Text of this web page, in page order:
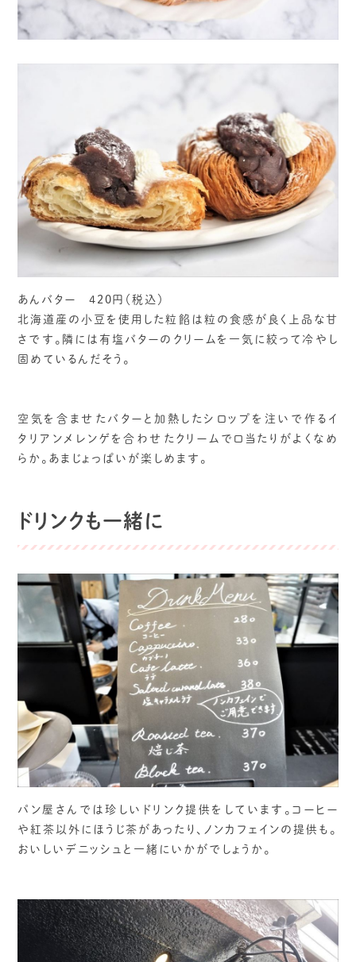
あんバター 420円（税込）
北海道産の小豆を使用した粒餡は粒の食感が良く上品な甘
さです。隣には有塩バターのクリームを一気に絞って冷やし
固めているんだそう。
空気を含ませたバターと加熱したシロップを注いで作るイ
タリアンメレンゲを合わせたクリームで口当たりがよくなめ
らか。あまじょっぱいが楽しめます。
ドリンクも一緒に
パン屋さんでは珍しいドリンク提供をしています。コーヒー
や紅茶以外にほうじ茶があったり、ノンカフェインの提供も。
おいしいデニッシュと一緒にいかがでしょうか。